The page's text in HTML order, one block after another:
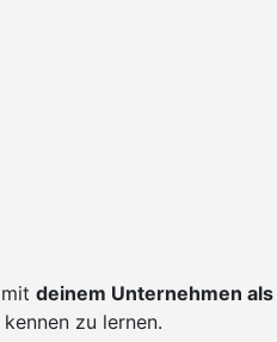
deinem Unternehmen
zu lernen.